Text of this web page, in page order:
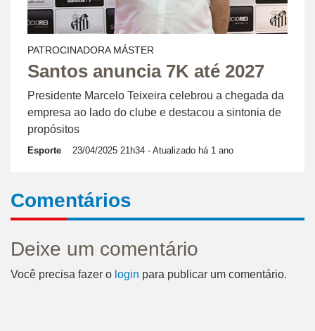
PATROCINADORA MÁSTER
Santos anuncia 7K até 2027
Presidente Marcelo Teixeira celebrou a chegada da
empresa ao lado do clube e destacou a sintonia de
propósitos
Esporte 23/04/2025 21h34 - Atualizado há 1 ano
Comentários
Deixe um comentário
Você precisa fazer o login para publicar um comentário.